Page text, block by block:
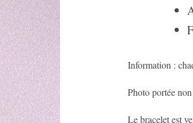
Information :
Photo portée
Le bracelet est